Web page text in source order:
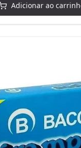
Adicionar ao